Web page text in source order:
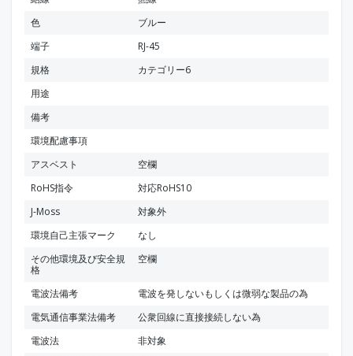
色
ブルー
端子
RJ-45
規格
カテゴリー6
用途
備考
環境配慮事項
アスベスト
空欄
RoHS指令
対応RoHS10
J-Moss
対象外
環境自己主張マーク
なし
その他環境及び安全規
格
空欄
電波法備考
電波を発しないもしくは微弱な製品の為
電気通信事業法備考
公衆回線に直接接続しない為
電波法
非対象